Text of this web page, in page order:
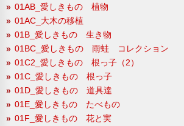
01AB_愛しきもの 植物
01AC_大木の移植
01B_愛しきもの 生き物
01BC_愛しきもの 雨蛙 コレクション
01C2_愛しきもの 根っ子（2）
01C_愛しきもの 根っ子
01D_愛しきもの 道具達
01E_愛しきもの たべもの
01F_愛しきもの 花と実